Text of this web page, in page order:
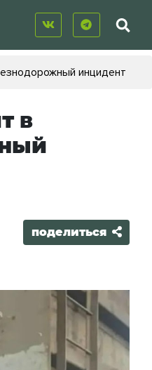
инцидент
в
поделиться